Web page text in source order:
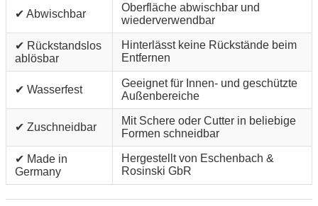
✔ Abwischbar
Oberfläche abwischbar und
wiederverwendbar
✔ Rückstandslos
ablösbar
Hinterlässt keine Rückstände beim
Entfernen
✔ Wasserfest
Geeignet für Innen- und geschützte
Außenbereiche
✔ Zuschneidbar
Mit Schere oder Cutter in beliebige
Formen schneidbar
✔ Made in
Germany
Hergestellt von Eschenbach &
Rosinski GbR